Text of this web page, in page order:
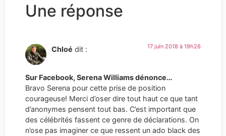
Une réponse
Chloé dit : 17 juin 2018 à 19h26
Sur Facebook, Serena Williams dénonce…
Bravo Serena pour cette prise de position
courageuse! Merci d’oser dire tout haut ce que tant
d’anonymes pensent tout bas. C’est important que
des célébrités fassent ce genre de déclarations. On
n’ose pas imaginer ce que ressent un ado black des